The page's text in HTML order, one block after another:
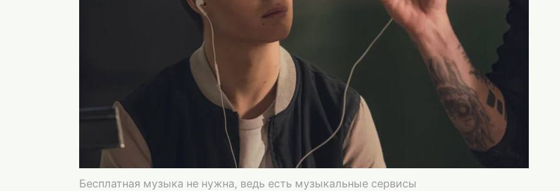
Бесплатная музыка не нужна, ведь есть музыкальные сервисы